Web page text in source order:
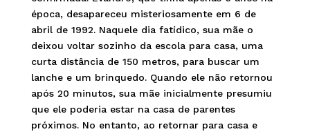
época, desapareceu misteriosamente em 6 de
abril de 1992. Naquele dia fatídico, sua mãe o
deixou voltar sozinho da escola para casa, uma
curta distância de 150 metros, para buscar um
lanche e um brinquedo. Quando ele não retornou
após 20 minutos, sua mãe inicialmente presumiu
que ele poderia estar na casa de parentes
próximos. No entanto, ao retornar para casa e